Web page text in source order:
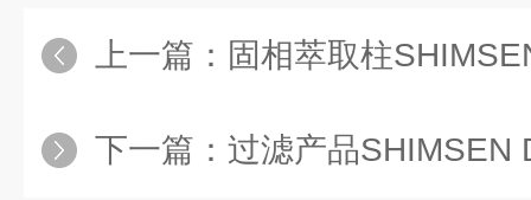
上一篇： 固相萃取柱SHIMSEN Styra
下一篇： 过滤产品SHIMSEN